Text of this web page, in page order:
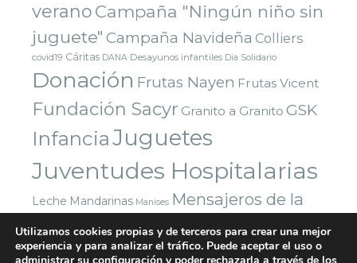
verano Campaña "Ningún niño sin
juguete" Campaña Navideña Colliers
covid19 Cáritas DANA Desayunos infantiles Dia Solidario
Donación Frutas Nayen Frutas Vicent
Fundación Sacyr Granito a Granito GSK
InfanciaJuguetes
Juventudes Hospitalarias
Leche Mandarinas Manises Mensajeros de la
Paz Montealto Navidad Nazaret Paradigma Digital
Parla Premio Red Solidaria Bankia Reyes Magos
Utilizamos cookies propias y de terceros para crear una mejor
experiencia y para analizar el tráfico. Puede aceptar el uso o